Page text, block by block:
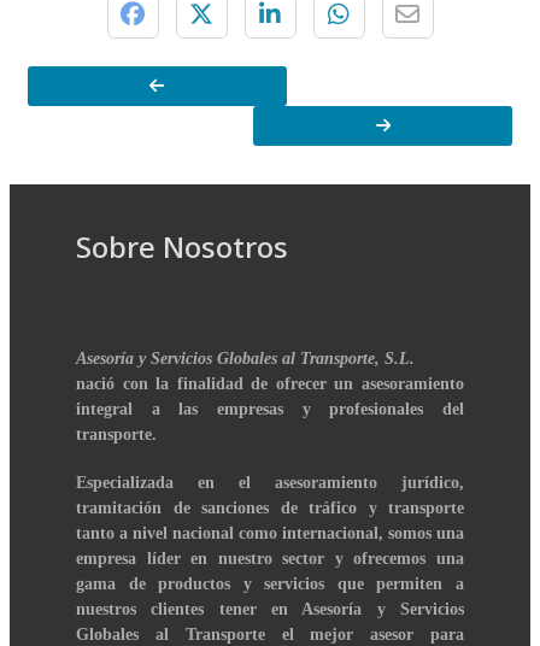
Sobre Nosotros
Asesoría y Servicios Globales al Transporte, S.L.
nació con la finalidad de ofrecer un asesoramiento
integral a las empresas y profesionales del
transporte.
Especializada en el asesoramiento jurídico,
tramitación de sanciones de tráfico y transporte
tanto a nivel nacional como internacional, somos una
empresa líder en nuestro sector y ofrecemos una
gama de productos y servicios que permiten a
nuestros clientes tener en Asesoría y Servicios
Globales al Transporte el mejor asesor para